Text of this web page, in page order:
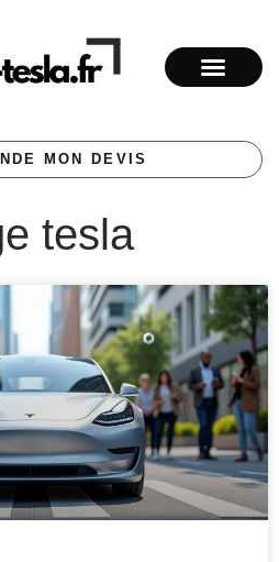
MON DEVIS
tesla